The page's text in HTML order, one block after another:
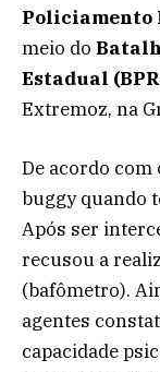
Policiamento
meio do
Estadual
Extremoz, na
De acordo com
buggy quando
Após ser
recusou a
(bafômetro).
agentes
capacidade